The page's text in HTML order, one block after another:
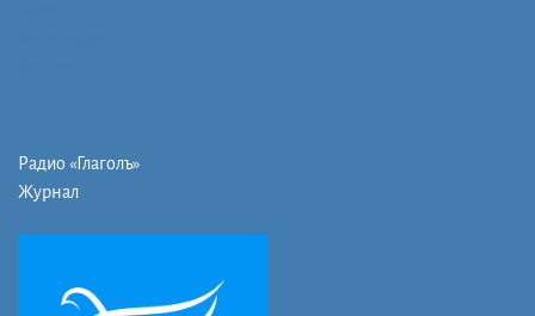
Радио «Глаголъ»
Журнал